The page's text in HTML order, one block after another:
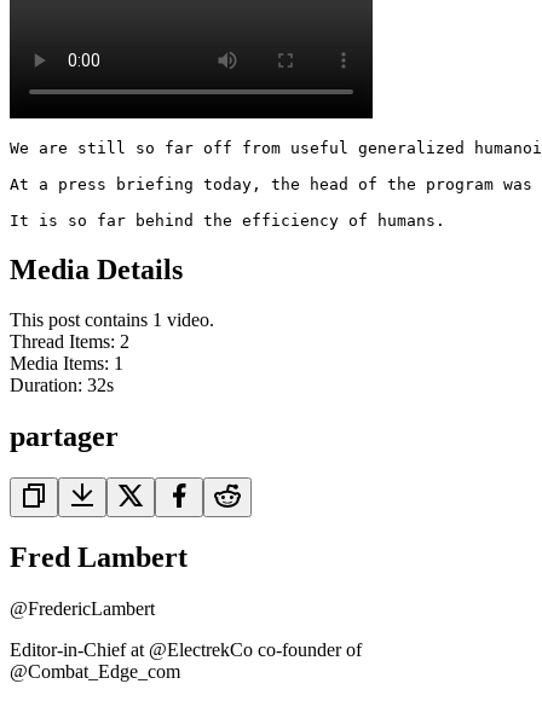
We are still so far off from useful generalized
At a press briefing today, the head of the program
It is so far behind the efficiency of humans.
Media Details
This post contains 1 video.
Thread Items: 2
Media Items: 1
Duration: 32s
partager
Fred Lambert
@FredericLambert
Editor-in-Chief at @ElectrekCo co-founder of
@Combat_Edge_com